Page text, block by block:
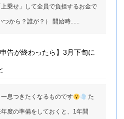
乗せ」して全員で負担するお金で
から？誰が？） 開始時......
申告が終わったら】3月下旬に
息つきたくなるものです‍ た
度の準備をしておくと、1年間